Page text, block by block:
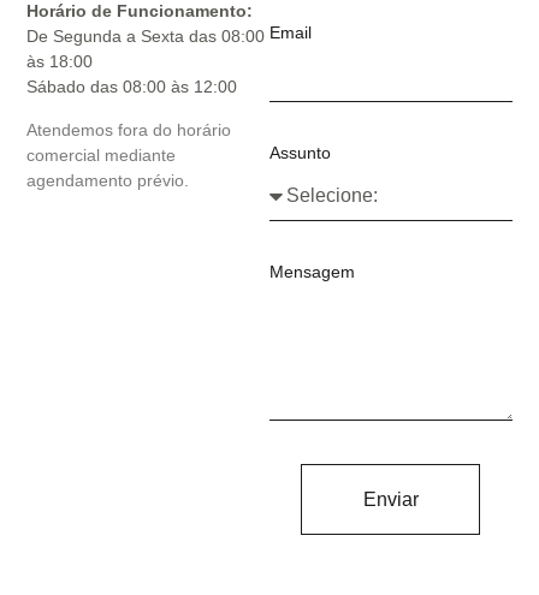
Horário de Funcionamento:
De Segunda a Sexta das 08:00
às 18:00
Sábado das 08:00 às 12:00
Atendemos fora do horário
comercial mediante
agendamento prévio.
Email
Assunto
Mensagem
Enviar